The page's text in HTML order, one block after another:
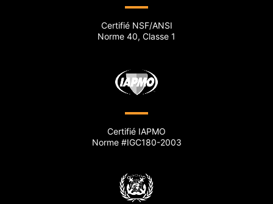
Certifié NSF/ANSI
Norme 40, Classe 1
Certifié IAPMO
Norme #IGC180-2003